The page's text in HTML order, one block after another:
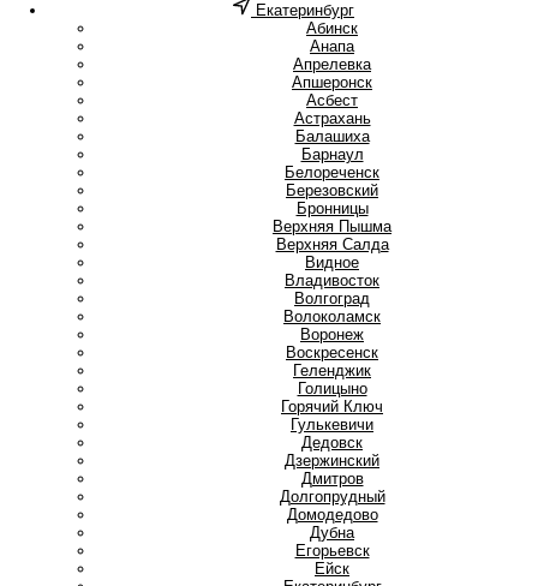
Екатеринбург
Абинск
Анапа
Апрелевка
Апшеронск
Асбест
Астрахань
Балашиха
Барнаул
Белореченск
Березовский
Бронницы
Верхняя Пышма
Верхняя Салда
Видное
Владивосток
Волгоград
Волоколамск
Воронеж
Воскресенск
Геленджик
Голицыно
Горячий Ключ
Гулькевичи
Дедовск
Дзержинский
Дмитров
Долгопрудный
Домодедово
Дубна
Егорьевск
Ейск